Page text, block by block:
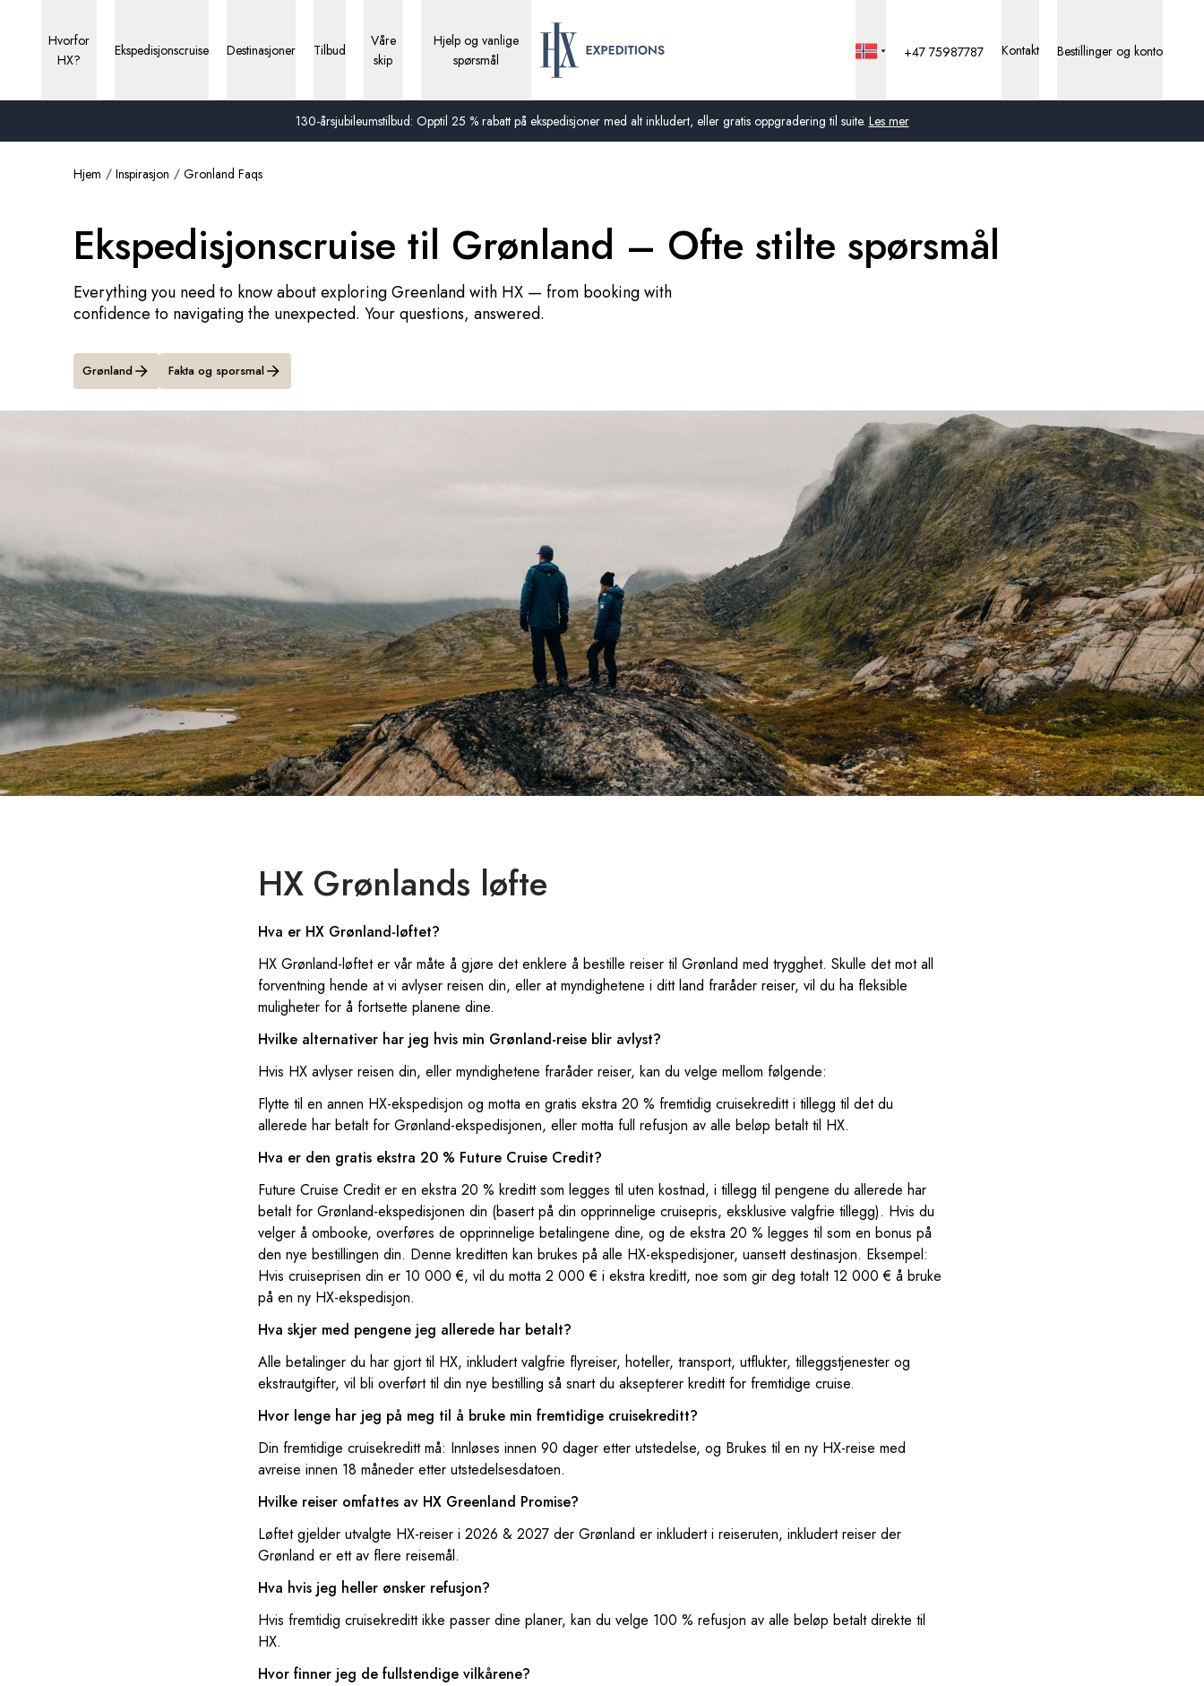
130-årsjubileumstilbud: Opptil 25 % rabatt på ekspedisjoner med alt inkludert, eller gratis oppgradering til suite. Les mer
Hvorfor
HX?
Ekspedisjonscruise Destinasjoner Tilbud
Våre
skip
Hjelp og vanlige
spørsmål
Storbritannia
Frankrike
Sverige
Danmark
Norge
+47 75987787 Kontakt Bestillinger og konto
Hjem Inspirasjon Gronland Faqs
Ekspedisjonscruise til Grønland – Ofte stilte spørsmål
Everything you need to know about exploring Greenland with HX — from booking with
confidence to navigating the unexpected. Your questions, answered.
Grønland Fakta og sporsmal
HX Grønlands løfte
Hva er HX Grønland-løftet?
HX Grønland-løftet er vår måte å gjøre det enklere å bestille reiser til Grønland med trygghet. Skulle det mot all
forventning hende at vi avlyser reisen din, eller at myndighetene i ditt land fraråder reiser, vil du ha fleksible
muligheter for å fortsette planene dine.
Hvilke alternativer har jeg hvis min Grønland-reise blir avlyst?
Hvis HX avlyser reisen din, eller myndighetene fraråder reiser, kan du velge mellom følgende:
Flytte til en annen HX-ekspedisjon og motta en gratis ekstra 20 % fremtidig cruisekreditt i tillegg til det du
allerede har betalt for Grønland-ekspedisjonen, eller motta full refusjon av alle beløp betalt til HX.
Hva er den gratis ekstra 20 % Future Cruise Credit?
Future Cruise Credit er en ekstra 20 % kreditt som legges til uten kostnad, i tillegg til pengene du allerede har
betalt for Grønland-ekspedisjonen din (basert på din opprinnelige cruisepris, eksklusive valgfrie tillegg). Hvis du
velger å ombooke, overføres de opprinnelige betalingene dine, og de ekstra 20 % legges til som en bonus på
den nye bestillingen din. Denne kreditten kan brukes på alle HX-ekspedisjoner, uansett destinasjon. Eksempel:
Hvis cruiseprisen din er 10 000 €, vil du motta 2 000 € i ekstra kreditt, noe som gir deg totalt 12 000 € å bruke
på en ny HX-ekspedisjon.
Hva skjer med pengene jeg allerede har betalt?
Alle betalinger du har gjort til HX, inkludert valgfrie flyreiser, hoteller, transport, utflukter, tilleggstjenester og
ekstrautgifter, vil bli overført til din nye bestilling så snart du aksepterer kreditt for fremtidige cruise.
Hvor lenge har jeg på meg til å bruke min fremtidige cruisekreditt?
Din fremtidige cruisekreditt må: Innløses innen 90 dager etter utstedelse, og Brukes til en ny HX-reise med
avreise innen 18 måneder etter utstedelsesdatoen.
Hvilke reiser omfattes av HX Greenland Promise?
Løftet gjelder utvalgte HX-reiser i 2026 & 2027 der Grønland er inkludert i reiseruten, inkludert reiser der
Grønland er ett av flere reisemål.
Hva hvis jeg heller ønsker refusjon?
Hvis fremtidig cruisekreditt ikke passer dine planer, kan du velge 100 % refusjon av alle beløp betalt direkte til
HX.
Hvor finner jeg de fullstendige vilkårene?